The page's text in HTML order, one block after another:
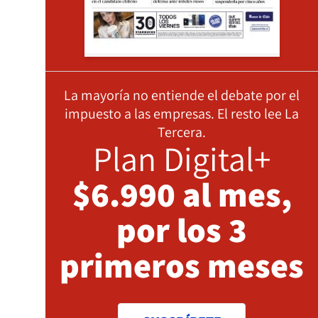
La mayoría no entiende el debate por el
impuesto a las empresas. El resto lee La
Tercera.
Plan Digital+
$6.990 al mes,
por los 3
primeros meses